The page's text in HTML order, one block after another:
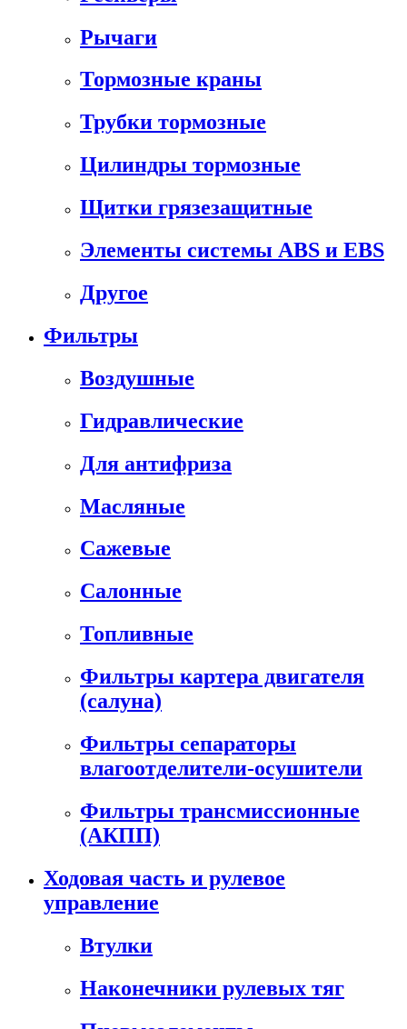
Рычаги
Тормозные краны
Трубки тормозные
Цилиндры тормозные
Щитки грязезащитные
Элементы системы ABS и EBS
Другое
Фильтры
Воздушные
Гидравлические
Для антифриза
Масляные
Сажевые
Салонные
Топливные
Фильтры картера двигателя
(салуна)
Фильтры сепараторы
влагоотделители-осушители
Фильтры трансмиссионные
(АКПП)
Ходовая часть и рулевое
управление
Втулки
Наконечники рулевых тяг